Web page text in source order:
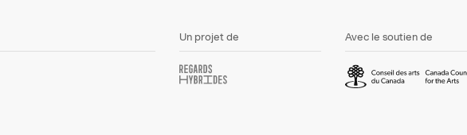
Un projet de Avec le soutien de